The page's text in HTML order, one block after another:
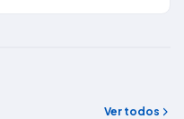
Ver todos